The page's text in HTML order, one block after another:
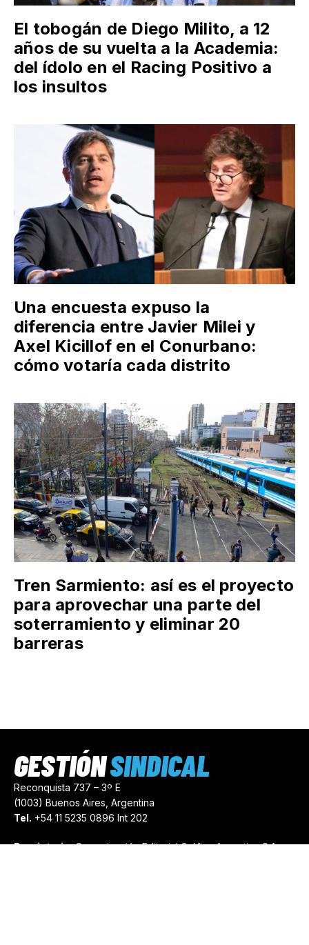
El tobogán de Diego Milito, a 12
años de su vuelta a la Academia:
del ídolo en el Racing Positivo a
los insultos
Una encuesta expuso la
diferencia entre Javier Milei y
Axel Kicillof en el Conurbano:
cómo votaría cada distrito
Tren Sarmiento: así es el proyecto
para aprovechar una parte del
soterramiento y eliminar 20
barreras
Reconquista 737 – 3º E
(1003) Buenos Aires, Argentina
Tel. +54 11 5235 0896 Int 202
Propietario:Comunicación Editorial Gráfica Argentina S.A.
GESTIÓNSINDICAL